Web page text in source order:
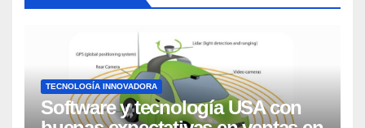
TECNOLOGÍA INNOVADORA
Software y tecnología USA con